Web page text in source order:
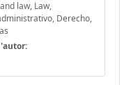
law, Law,
Derecho,